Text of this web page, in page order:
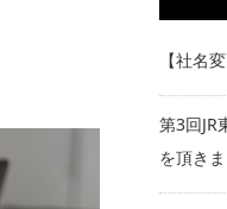
【社名
第3回JR
を頂きま